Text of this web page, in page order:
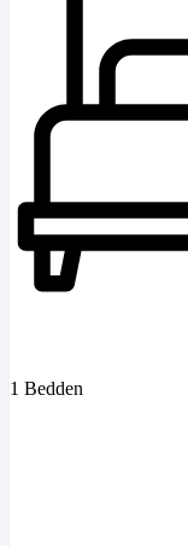
1 Bedden